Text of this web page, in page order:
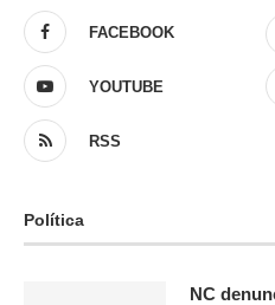
FACEBOOK
YOUTUBE
RSS
Política
NC